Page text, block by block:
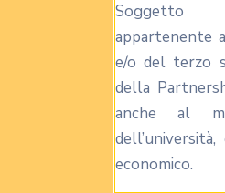
Soggetto
appartenente
e/o del terzo
della
anche al
economico.